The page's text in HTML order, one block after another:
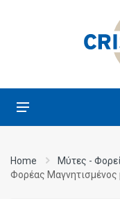
Home
Μύτες -
Φορέας